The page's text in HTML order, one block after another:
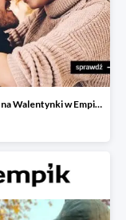
Prezenty na Walentynki w Empiku do -40%